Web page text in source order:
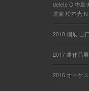
delete C 中島
道家 松本光
2018 個展 山
2017 書作品
2016 オーケ